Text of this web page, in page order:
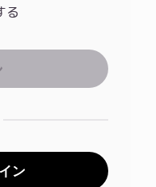
る
ン